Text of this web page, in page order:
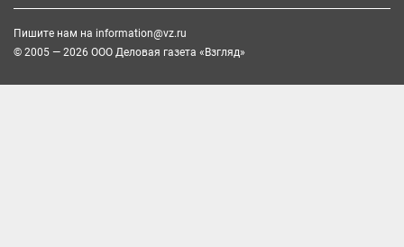
Пишите нам на information@vz.ru
© 2005 — 2026 ООО Деловая газета «Взгляд»